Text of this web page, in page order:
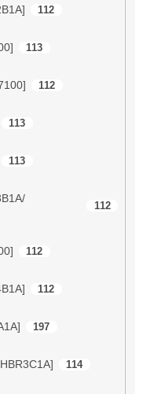
112
113
112
113
113
112
112
112
197
114